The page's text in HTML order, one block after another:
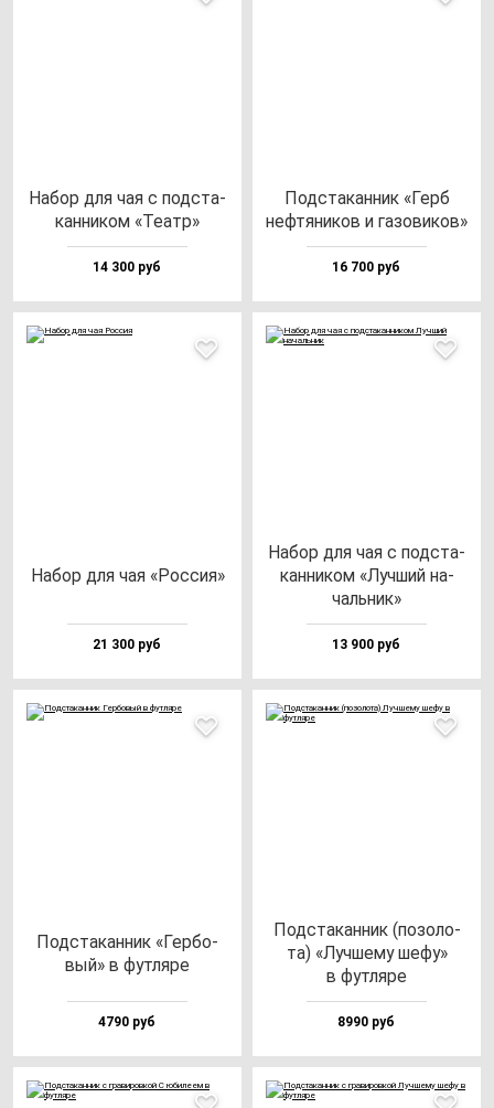
Набор для чая с под­ста­
кан­ни­ком «Театр»
14 300 руб
Под­ста­кан­ник «Герб
неф­тя­ни­ков и га­зо­ви­ков»
16 700 руб
Набор для чая «Рос­сия»
21 300 руб
Набор для чая с под­ста­
кан­ни­ком «Луч­ший на­
чаль­ник»
13 900 руб
Под­ста­кан­ник «Гер­бо­
вый» в фут­ля­ре
4790 руб
Под­ста­кан­ник (по­зо­ло­
та) «Луч­ше­му ше­фу»
в фут­ля­ре
8990 руб